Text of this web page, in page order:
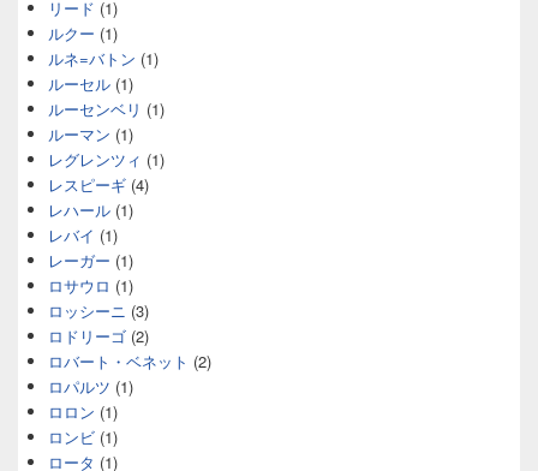
リード (1)
ルクー (1)
ルネ=バトン (1)
ルーセル (1)
ルーセンベリ (1)
ルーマン (1)
レグレンツィ (1)
レスピーギ (4)
レハール (1)
レバイ (1)
レーガー (1)
ロサウロ (1)
ロッシーニ (3)
ロドリーゴ (2)
ロバート・ベネット (2)
ロパルツ (1)
ロロン (1)
ロンビ (1)
ロータ (1)